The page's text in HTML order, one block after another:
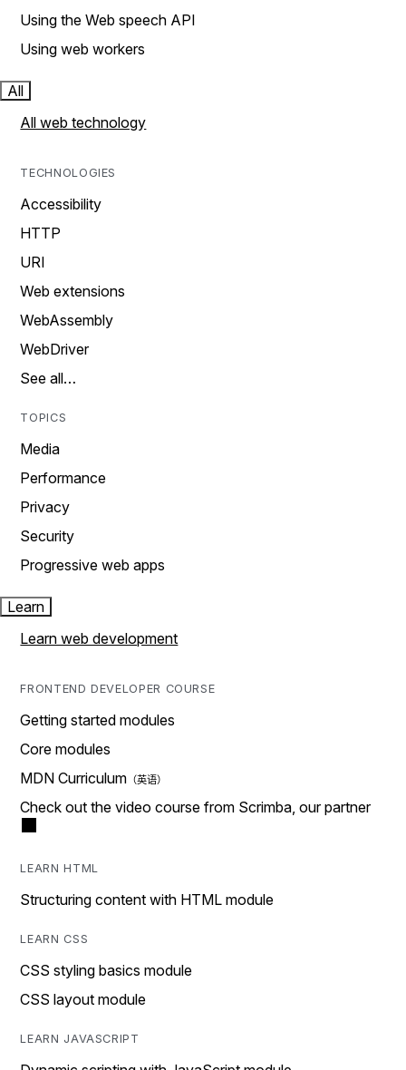
Using the Web speech API
Using web workers
All
All web technology
TECHNOLOGIES
Accessibility
HTTP
URI
Web extensions
WebAssembly
WebDriver
See all…
TOPICS
Media
Performance
Privacy
Security
Progressive web apps
Learn
Learn web development
FRONTEND DEVELOPER COURSE
Getting started modules
Core modules
MDN Curriculum
Check out the video course from Scrimba, our partner
LEARN HTML
Structuring content with HTML module
LEARN CSS
CSS styling basics module
CSS layout module
LEARN JAVASCRIPT